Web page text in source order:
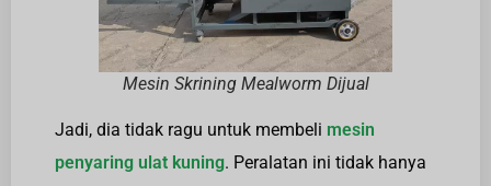
Mesin Skrining Mealworm Dijual
Jadi, dia tidak ragu untuk membeli mesin
penyaring ulat kuning. Peralatan ini tidak hanya